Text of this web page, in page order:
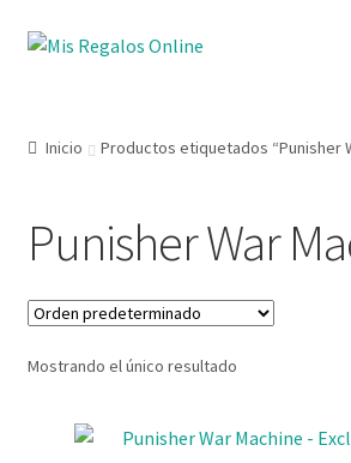
Secciones
Ofertas
Novedades
Lista de deseos
Inicio Productos etiquetados “Punisher
Punisher War
Mostrando el único resultado